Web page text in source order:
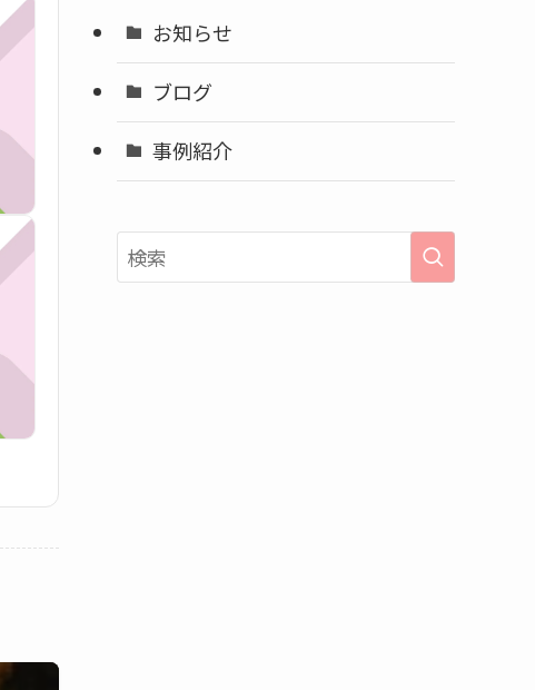
お知らせ
ブログ
事例紹介